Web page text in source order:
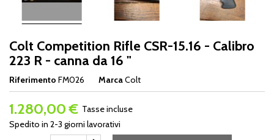
Colt Competition Rifle CSR-15.16 - Calibro
223 R - canna da 16 "
Riferimento FM026 MarcaColt
1.280,00 € Tasse incluse
Spedito in 2-3 giorni lavorativi